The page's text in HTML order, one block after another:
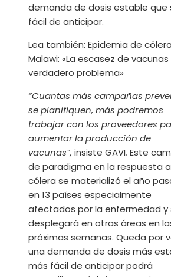
demanda de dosis estable que
fácil de anticipar.
Lea también: Epidemia de
Malawi: «La escasez de vacunas
verdadero problema»
“Cuantas más campañas
se planifiquen, más podremos
trabajar con los proveedores
aumentar la producción de
vacunas”, insiste GAVI. Este
de paradigma en la respuesta
cólera se materializó el año
en 13 países especialmente
afectados por la enfermedad y
desplegará en otras áreas en
próximas semanas. Queda por
una demanda de dosis más
más fácil de anticipar podrá